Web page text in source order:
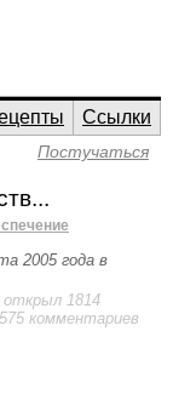
Ссылки
Постучаться
2005 года в
открыл 1814
комментариев